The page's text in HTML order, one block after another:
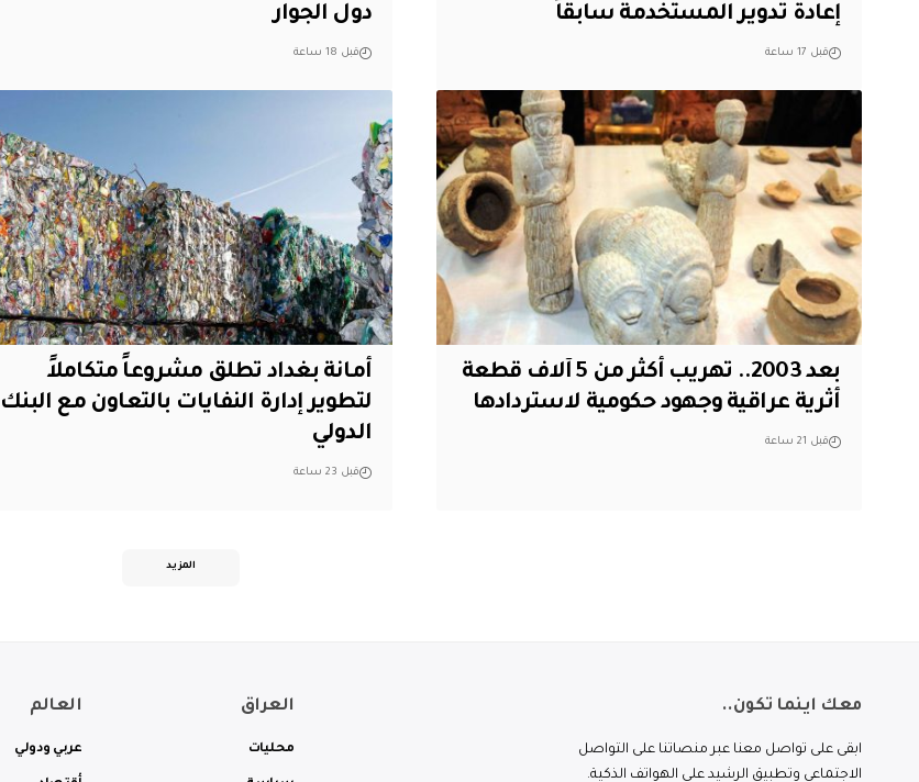
إعادة تدوير المستخدمة سابقاً
قبل 17 ساعة
دول الجوار
قبل 18 ساعة
بعد 2003.. تهريب أكثر من 5 آلاف قطعة
أثرية عراقية وجهود حكومية لاستردادها
قبل 21 ساعة
أمانة بغداد تطلق مشروعاً متكاملاً
لتطوير إدارة النفايات بالتعاون مع البنك
الدولي
قبل 23 ساعة
المزيد
معك اينما تكون..
ابقى على تواصل معنا عبر منصاتنا على التواصل
الاجتماعي وتطبيق الرشيد على الهواتف الذكية.
العراق
محليات
العالم
عربي ودولي